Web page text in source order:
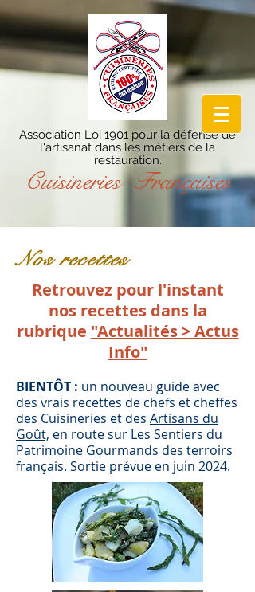
Association Loi 1901 pour la défense de
l'artisanat dans les métiers de la
restauration.
Cuisineries Françaises
Nos recettes
Retrouvez pour l'instant
nos recettes dans la
rubrique "Actualités > Actus
Info"
BIENTÔT : un nouveau guide avec
des vrais recettes de chefs et cheffes
des Cuisineries et des Artisans du
Goût, en route sur Les Sentiers du
Patrimoine Gourmands des terroirs
français. Sortie prévue en juin 2024.